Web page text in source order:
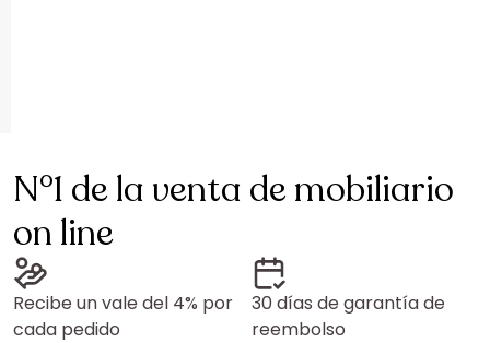
N°1 de la venta de mobiliario
on line
Recibe un vale del 4% por
cada pedido
30 días de garantía de
reembolso